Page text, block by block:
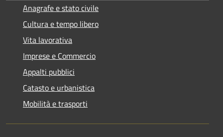
Anagrafe e stato civile
Cultura e tempo libero
Vita lavorativa
Imprese e Commercio
Appalti pubblici
Catasto e urbanistica
Mobilità e trasporti